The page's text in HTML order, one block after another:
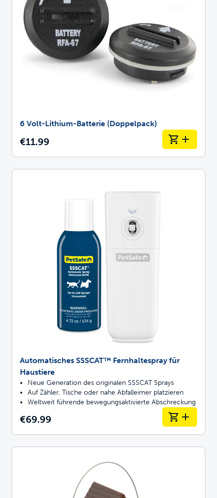
6 Volt-Lithium-Batterie (Doppelpack)
€11.99
Automatisches SSSCAT™ Fernhaltespray für
Haustiere
Neue Generation des originalen SSSCAT Sprays
Auf Zähler, Tische oder nahe Abfalleimer platzieren
Weltweit führende bewegungsaktivierte Abschreckung
€69.99